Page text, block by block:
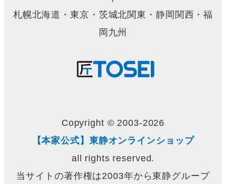
札幌北海道・東京・茨城北関東・静岡関西・福
岡九州
Copyright © 2003-2026
【本家公式】東静オンラインショップ
all rights reserved.
当サイトの著作権は2003年から東静グループ